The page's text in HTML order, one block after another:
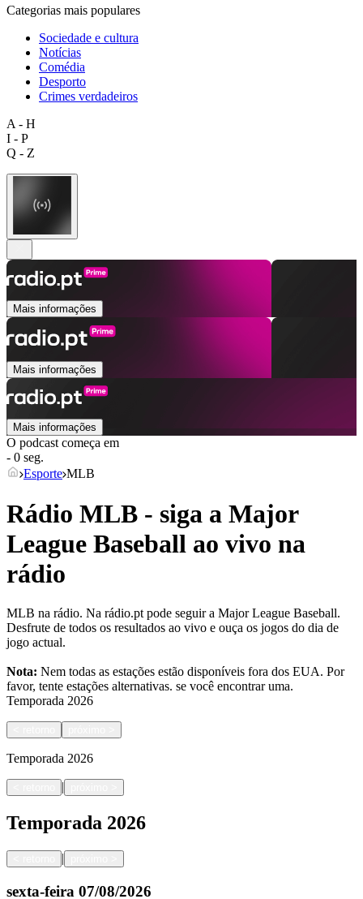
Categorias mais populares
Sociedade e cultura
Notícias
Comédia
Desporto
Crimes verdadeiros
A - H
I - P
Q - Z
Mais informações
Mais informações
Mais informações
O podcast começa em
- 0 seg.
Esporte MLB
Rádio MLB - siga a Major
League Baseball ao vivo na
rádio
MLB na rádio. Na rádio.pt pode seguir a Major League Baseball.
Desfrute de todos os resultados ao vivo e ouça os jogos do dia de
jogo actual.
Nota: Nem todas as estações estão disponíveis fora dos EUA. Por
favor, tente estações alternativas. se você encontrar uma.
Temporada 2026
Temporada 2026
|
Temporada 2026
|
sexta-feira 07/08/2026